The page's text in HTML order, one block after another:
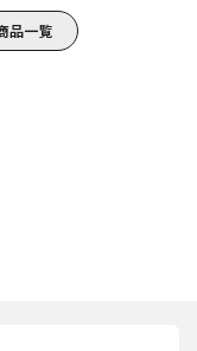
品一覧